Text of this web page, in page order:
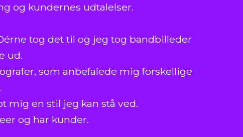
og kundernes udtalelser.
tog det til og jeg tog bandbilleder
ud.
som anbefalede mig forskellige
mig en stil jeg kan stå ved.
og har kunder.